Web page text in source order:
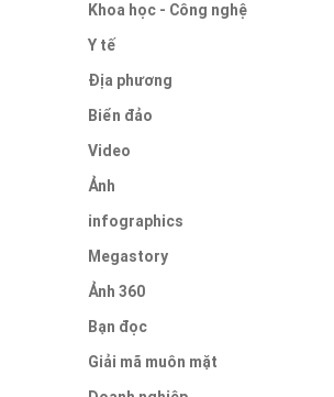
Khoa học - Công nghệ
Y tế
Địa phương
Biển đảo
Video
Ảnh
infographics
Megastory
Ảnh 360
Bạn đọc
Giải mã muôn mặt